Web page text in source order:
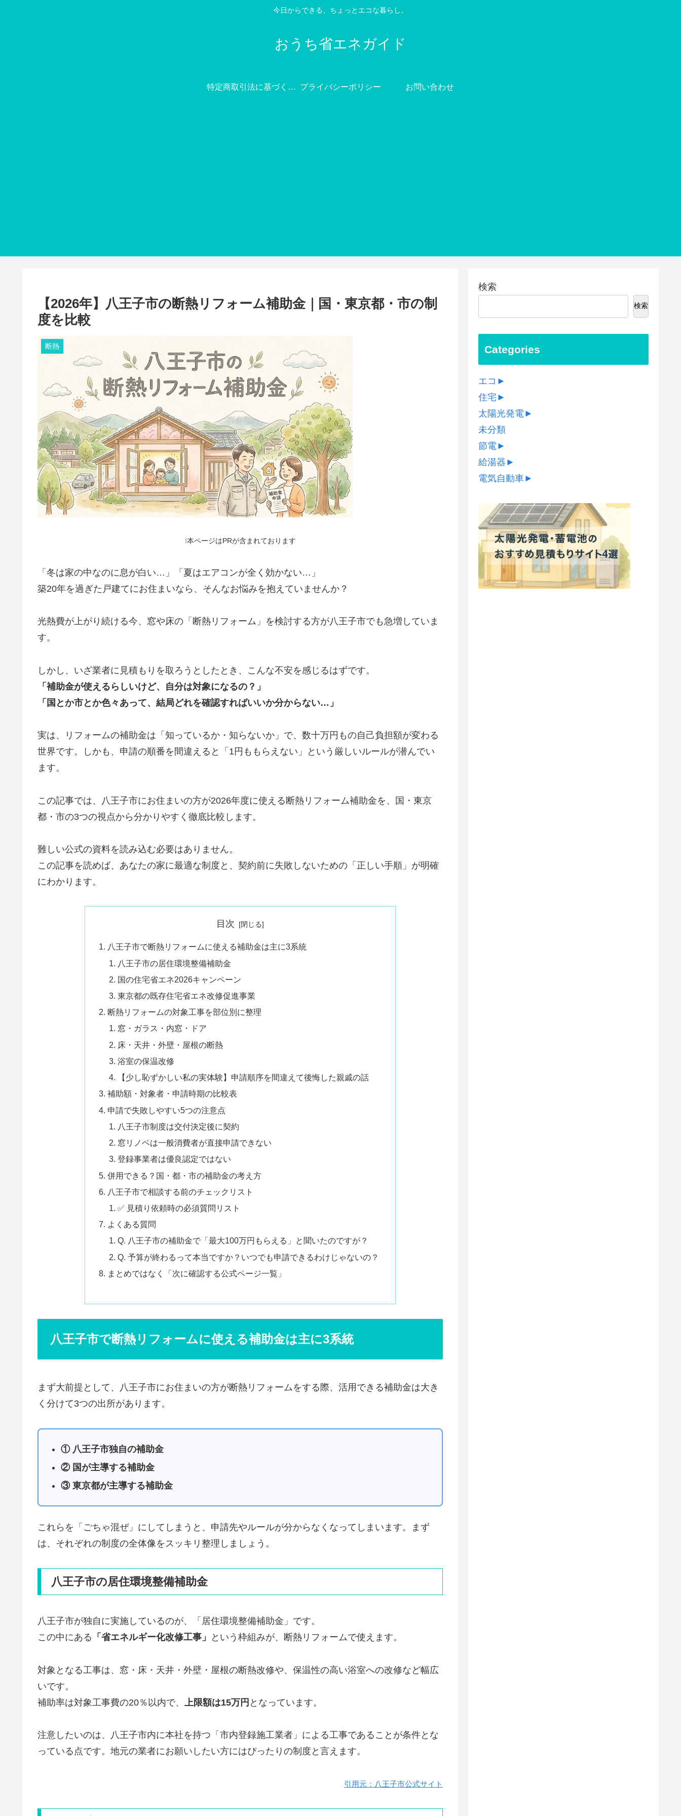
今日からできる、ちょっとエコな暮らし。
おうち省エネガイド
特定商取引法に基づく表記 プライバシーポリシー お問い合わせ
【2026年】八王子市の断熱リフォーム補助金｜国・東京都・市の制
度を比較
断熱
❕本ページはPRが含まれております
「冬は家の中なのに息が白い…」「夏はエアコンが全く効かない…」
築20年を過ぎた戸建てにお住まいなら、そんなお悩みを抱えていませんか？
光熱費が上がり続ける今、窓や床の「断熱リフォーム」を検討する方が八王子市でも急増していま
す。
しかし、いざ業者に見積もりを取ろうとしたとき、こんな不安を感じるはずです。
「補助金が使えるらしいけど、自分は対象になるの？」
「国とか市とか色々あって、結局どれを確認すればいいか分からない…」
実は、リフォームの補助金は「知っているか・知らないか」で、数十万円もの自己負担額が変わる
世界です。しかも、申請の順番を間違えると「1円ももらえない」という厳しいルールが潜んでい
ます。
この記事では、八王子市にお住まいの方が2026年度に使える断熱リフォーム補助金を、国・東京
都・市の3つの視点から分かりやすく徹底比較します。
難しい公式の資料を読み込む必要はありません。
この記事を読めば、あなたの家に最適な制度と、契約前に失敗しないための「正しい手順」が明確
にわかります。
目次
八王子市で断熱リフォームに使える補助金は主に3系統
八王子市の居住環境整備補助金
国の住宅省エネ2026キャンペーン
東京都の既存住宅省エネ改修促進事業
断熱リフォームの対象工事を部位別に整理
窓・ガラス・内窓・ドア
床・天井・外壁・屋根の断熱
浴室の保温改修
【少し恥ずかしい私の実体験】申請順序を間違えて後悔した親戚の話
補助額・対象者・申請時期の比較表
申請で失敗しやすい5つの注意点
八王子市制度は交付決定後に契約
窓リノベは一般消費者が直接申請できない
登録事業者は優良認定ではない
併用できる？国・都・市の補助金の考え方
八王子市で相談する前のチェックリスト
✅ 見積り依頼時の必須質問リスト
よくある質問
Q. 八王子市の補助金で「最大100万円もらえる」と聞いたのですが？
Q. 予算が終わるって本当ですか？いつでも申請できるわけじゃないの？
まとめではなく「次に確認する公式ページ一覧」
八王子市で断熱リフォームに使える補助金は主に3系統
まず大前提として、八王子市にお住まいの方が断熱リフォームをする際、活用できる補助金は大き
く分けて3つの出所があります。
① 八王子市独自の補助金
② 国が主導する補助金
③ 東京都が主導する補助金
これらを「ごちゃ混ぜ」にしてしまうと、申請先やルールが分からなくなってしまいます。まず
は、それぞれの制度の全体像をスッキリ整理しましょう。
八王子市の居住環境整備補助金
八王子市が独自に実施しているのが、「居住環境整備補助金」です。
この中にある 「省エネルギー化改修工事」 という枠組みが、断熱リフォームで使えます。
対象となる工事は、窓・床・天井・外壁・屋根の断熱改修や、保温性の高い浴室への改修など幅広
いです。
補助率は対象工事費の20％以内で、
上限額は15万円 となっています。
注意したいのは、八王子市内に本社を持つ「市内登録施工業者」による工事であることが条件とな
っている点です。地元の業者にお願いしたい方にはぴったりの制度と言えます。
引用元：八王子市公式サイト
検索
検索
Categories
エコ ►
住宅 ►
太陽光発電►
未分類
節電►
給湯器 ►
電気自動車►